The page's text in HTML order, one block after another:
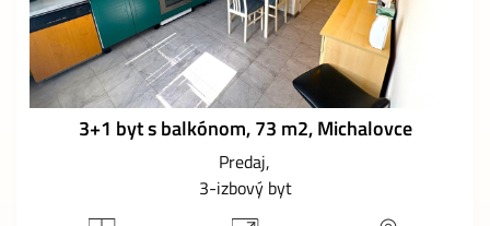
3+1 byt s balkónom, 73 m2, Michalovce
Predaj
3-izbový byt